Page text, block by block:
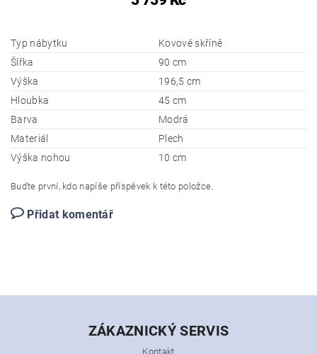
Typ nábytku
Kovové skříně
Šířka
90 cm
Výška
196,5 cm
Hloubka
45 cm
Barva
Modrá
Materiál
Plech
Výška nohou
10 cm
Buďte první, kdo napíše příspěvek k této položce.
Přidat komentář
ZÁKAZNICKÝ SERVIS
Kontakt